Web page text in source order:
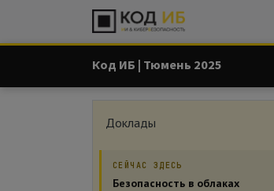
Код ИБ | Тюмень 2025
Доклады
СЕЙЧАС ЗДЕСЬ
Безопасность в облаках